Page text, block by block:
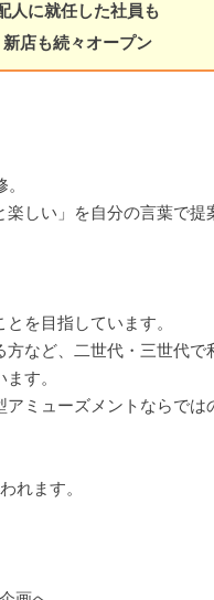
人に就任した社員も
店も続々オープン
しい」を自分の言葉で提
を目指しています。
など、二世代・三世代で
す。
ミューズメントならでは
れます。